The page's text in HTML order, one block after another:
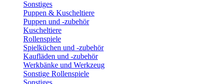
Sonstiges
Puppen & Kuscheltiere
Puppen und -zubehör
Kuscheltiere
Rollenspiele
Spielküchen und -zubehör
Kaufläden und -zubehör
Werkbänke und Werkzeug
Sonstige Rollenspiele
Sonstiges